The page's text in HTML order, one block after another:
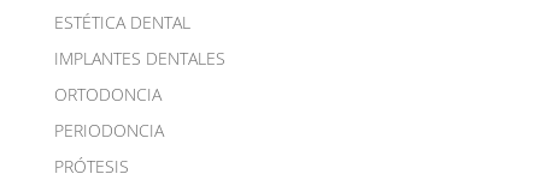
ESTÉTICA DENTAL
IMPLANTES DENTALES
ORTODONCIA
PERIODONCIA
PRÓTESIS